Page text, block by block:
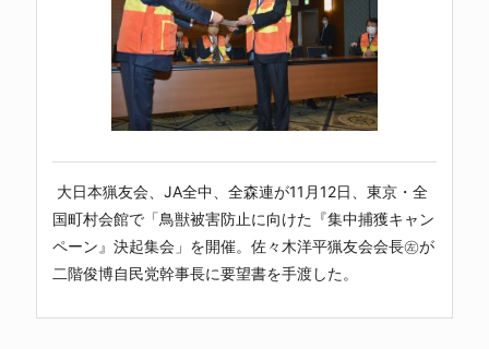
大日本猟友会、JA全中、全森連が11月12日、東京・全
国町村会館で「鳥獣被害防止に向けた『集中捕獲キャン
ペーン』決起集会」を開催。佐々木洋平猟友会会長㊧が
二階俊博自民党幹事長に要望書を手渡した。